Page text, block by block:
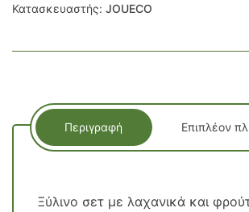
Κατασκευαστής: JOUECO
Περιγραφή Επιπλέον
Ξύλινο σετ με λαχανικά και